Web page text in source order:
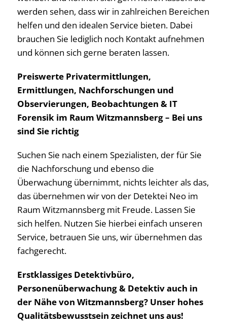
werden sehen, dass wir in zahlreichen Bereichen
helfen und den idealen Service bieten. Dabei
brauchen Sie lediglich noch Kontakt aufnehmen
und können sich gerne beraten lassen.
Preiswerte Privatermittlungen,
Ermittlungen, Nachforschungen und
Observierungen, Beobachtungen & IT
Forensik im Raum Witzmannsberg – Bei uns
sind Sie richtig
Suchen Sie nach einem Spezialisten, der für Sie
die Nachforschung und ebenso die
Überwachung übernimmt, nichts leichter als das,
das übernehmen wir von der Detektei Neo im
Raum Witzmannsberg mit Freude. Lassen Sie
sich helfen. Nutzen Sie hierbei einfach unseren
Service, betrauen Sie uns, wir übernehmen das
fachgerecht.
Erstklassiges Detektivbüro,
Personenüberwachung & Detektiv auch in
der Nähe von Witzmannsberg? Unser hohes
Qualitätsbewusstsein zeichnet uns aus!